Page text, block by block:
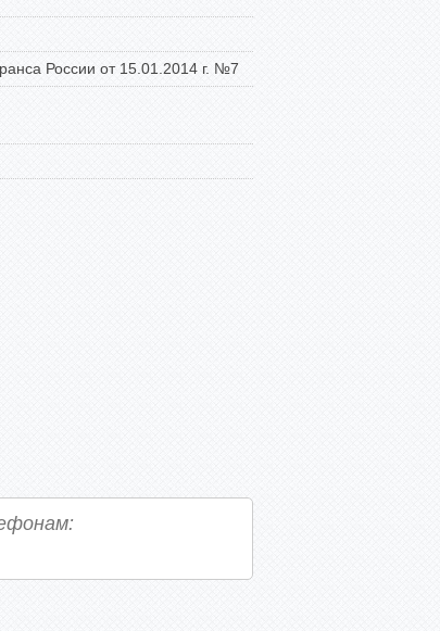
России от 15.01.2014 г. №7